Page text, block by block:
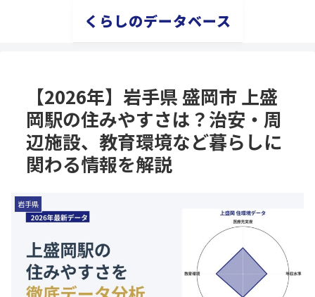
くらしのデータベース
【2026年】岩手県 盛岡市 上盛
岡駅の住みやすさは？治安・周
辺施設、教育環境など暮らしに
関わる情報を解説
岩手県